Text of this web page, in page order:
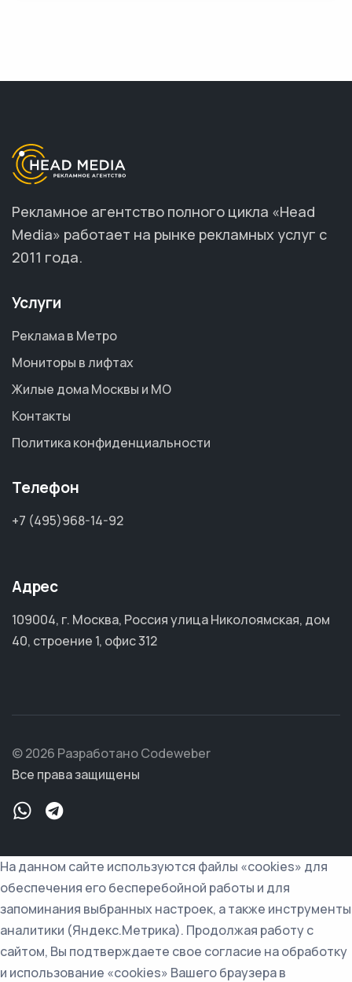
Рекламное агентство полного цикла «Head
Media» работает на рынке рекламных услуг с
2011 года.
Услуги
Реклама в Метро
Мониторы в лифтах
Жилые дома Москвы и МО
Контакты
Политика конфиденциальности
Телефон
+7 (495)968-14-92
Адрес
109004, г. Москва, Россия улица Николоямская, дом
40, строение 1, офис 312
© 2026 Разработано Codeweber
Все права защищены
На данном сайте используются файлы «cookies» для
обеспечения его бесперебойной работы и для
запоминания выбранных настроек, а также инструменты
аналитики (Яндекс.Метрика). Продолжая работу с
сайтом, Вы подтверждаете свое согласие на обработку
и использование «cookies» Вашего браузера в